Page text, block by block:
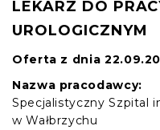
LEKARZ DO
UROLOGICZNYM
Oferta z dnia
Nazwa pracodawcy:
Specjalistyczny Szpital
w Wałbrzychu